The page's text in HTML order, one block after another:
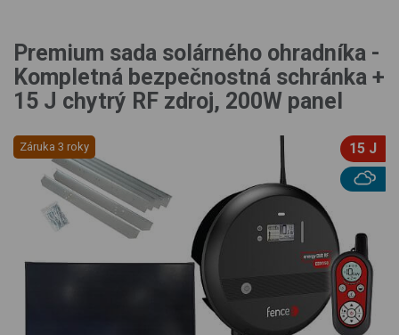
Premium sada solárného ohradníka -
Kompletná bezpečnostná schránka +
15 J chytrý RF zdroj, 200W panel
Záruka 3 roky 15 J